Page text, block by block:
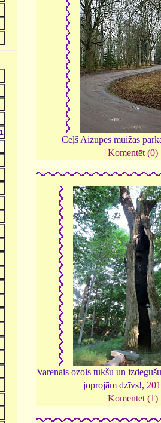
Ceļš Aizupes muižas
Komentēt (0)
Varenais ozols tukšu un
joprojām dzīvs!,
Komentēt (1)